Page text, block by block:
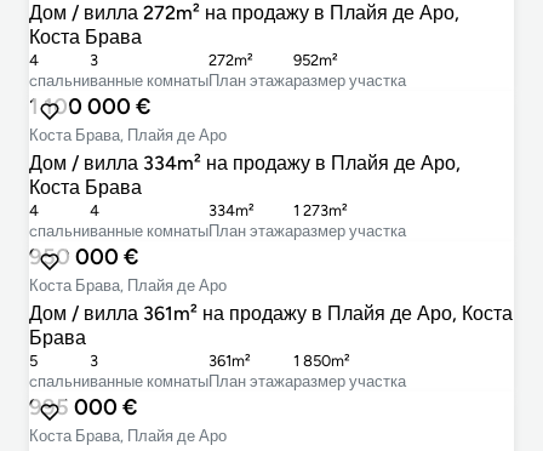
Дом / вилла 272m² на продажу в Плайя де Аро,
Коста Брава
cпальни
4
ванные комнаты
3
План этажа
272m²
размер участка
952m²
1 100 000 €
Коста Брава, Плайя де Аро
Дом / вилла 334m² на продажу в Плайя де Аро,
Коста Брава
cпальни
4
ванные комнаты
4
План этажа
334m²
размер участка
1 273m²
950 000 €
Коста Брава, Плайя де Аро
Дом / вилла 361m² на продажу в Плайя де Аро, Коста
Брава
cпальни
5
ванные комнаты
3
План этажа
361m²
размер участка
1 850m²
995 000 €
Коста Брава, Плайя де Аро